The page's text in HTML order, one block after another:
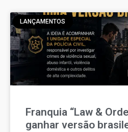
LANÇAMENTOS
Franquia “Law &
ganhar versão